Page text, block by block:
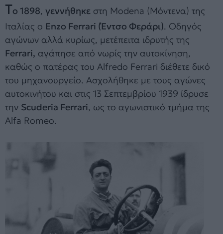
Το 1898, γεννήθηκε στη Modena (Μόντενα) της
Ιταλίας ο Enzo Ferrari (Έντσο Φεράρι). Οδηγός
αγώνων αλλά κυρίως, μετέπειτα ιδρυτής της
Ferrari, αγάπησε από νωρίς την αυτοκίνηση,
καθώς ο πατέρας του Alfredo Ferrari διέθετε δικό
του μηχανουργείο. Ασχολήθηκε με τους αγώνες
αυτοκινήτου και στις 13 Σεπτεμβρίου 1939 ίδρυσε
την Scuderia Ferrari, ως το αγωνιστικό τμήμα της
Alfa Romeo.